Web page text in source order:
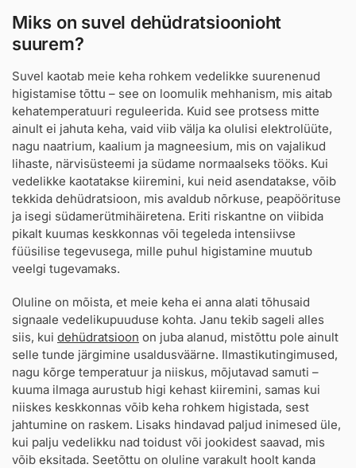
Miks on suvel dehüdratsioonioht
suurem?
Suvel kaotab meie keha rohkem vedelikke suurenenud
higistamise tõttu – see on loomulik mehhanism, mis aitab
kehatemperatuuri reguleerida. Kuid see protsess mitte
ainult ei jahuta keha, vaid viib välja ka olulisi elektrolüüte,
nagu naatrium, kaalium ja magneesium, mis on vajalikud
lihaste, närvisüsteemi ja südame normaalseks tööks. Kui
vedelikke kaotatakse kiiremini, kui neid asendatakse, võib
tekkida dehüdratsioon, mis avaldub nõrkuse, peapöörituse
ja isegi südamerütmihäiretena. Eriti riskantne on viibida
pikalt kuumas keskkonnas või tegeleda intensiivse
füüsilise tegevusega, mille puhul higistamine muutub
veelgi tugevamaks.
Oluline on mõista, et meie keha ei anna alati tõhusaid
signaale vedelikupuuduse kohta. Janu tekib sageli alles
siis, kui dehüdratsioon on juba alanud, mistõttu pole ainult
selle tunde järgimine usaldusväärne. Ilmastikutingimused,
nagu kõrge temperatuur ja niiskus, mõjutavad samuti –
kuuma ilmaga aurustub higi kehast kiiremini, samas kui
niiskes keskkonnas võib keha rohkem higistada, sest
jahtumine on raskem. Lisaks hindavad paljud inimesed üle,
kui palju vedelikku nad toidust või jookidest saavad, mis
võib eksitada. Seetõttu on oluline varakult hoolt kanda